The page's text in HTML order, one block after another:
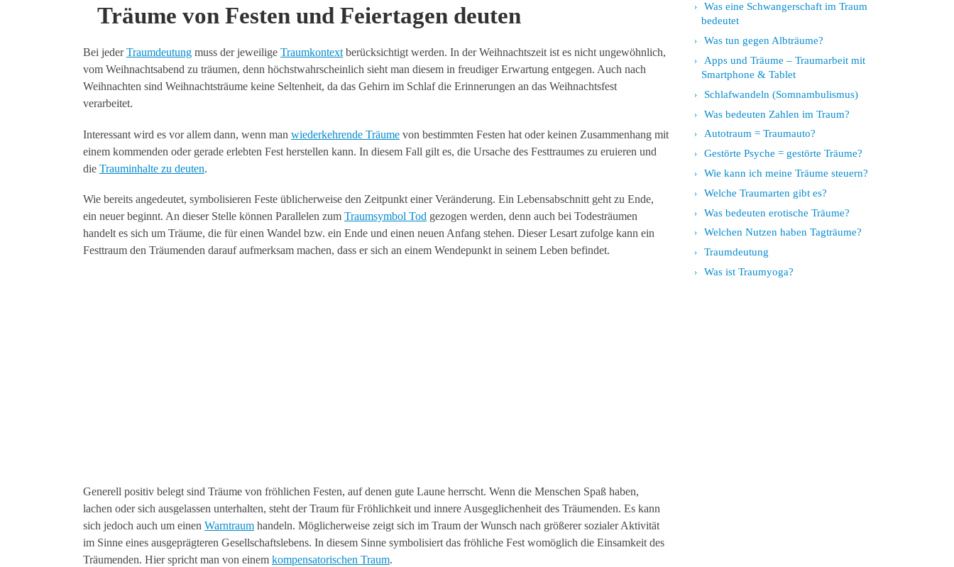
Träume von Festen und Feiertagen deuten
Bei jederTraumdeutung muss der jeweilige Traumkontext berücksichtigt werden. In der Weihnachtszeit ist es nicht ungewöhnlich,
vom Weihnachtsabend zu träumen, denn höchstwahrscheinlich sieht man diesem in freudiger Erwartung entgegen. Auch nach
Weihnachten sind Weihnachtsträume keine Seltenheit, da das Gehirn im Schlaf die Erinnerungen an das Weihnachtsfest
verarbeitet.
Interessant wird es vor allem dann, wenn man wiederkehrende Träume von bestimmten Festen hat oder keinen Zusammenhang mit
einem kommenden oder gerade erlebten Fest herstellen kann. In diesem Fall gilt es, die Ursache des Festtraumes zu eruieren und
die Trauminhalte zu deuten.
Wie bereits angedeutet, symbolisieren Feste üblicherweise den Zeitpunkt einer Veränderung. Ein Lebensabschnitt geht zu Ende,
ein neuer beginnt. An dieser Stelle können Parallelen zum Traumsymbol Tod gezogen werden, denn auch bei Todesträumen
handelt es sich um Träume, die für einen Wandel bzw. ein Ende und einen neuen Anfang stehen. Dieser Lesart zufolge kann ein
Festtraum den Träumenden darauf aufmerksam machen, dass er sich an einem Wendepunkt in seinem Leben befindet.
Generell positiv belegt sind Träume von fröhlichen Festen, auf denen gute Laune herrscht. Wenn die Menschen Spaß haben,
lachen oder sich ausgelassen unterhalten, steht der Traum für Fröhlichkeit und innere Ausgeglichenheit des Träumenden. Es kann
sich jedoch auch um einen Warntraum handeln. Möglicherweise zeigt sich im Traum der Wunsch nach größerer sozialer Aktivität
im Sinne eines ausgeprägteren Gesellschaftslebens. In diesem Sinne symbolisiert das fröhliche Fest womöglich die Einsamkeit des
Träumenden. Hier spricht man von einem kompensatorischen Traum.
Was eine Schwangerschaft im Traum
bedeutet
Was tun gegen Albträume?
Apps und Träume – Traumarbeit mit
Smartphone & Tablet
Schlafwandeln (Somnambulismus)
Was bedeuten Zahlen im Traum?
Autotraum = Traumauto?
Gestörte Psyche = gestörte Träume?
Wie kann ich meine Träume steuern?
Welche Traumarten gibt es?
Was bedeuten erotische Träume?
Welchen Nutzen haben Tagträume?
Traumdeutung
Was ist Traumyoga?